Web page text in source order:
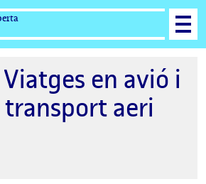
en avió i
aeri